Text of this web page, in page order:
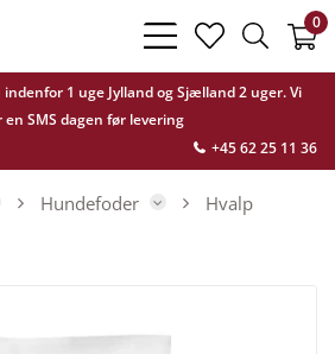
indenfor 1 uge Jylland og Sjælland 2 uger. Vi
en SMS dagen før levering
+45 62 25 11 36
bars
light
heart
light
search
light
0
Hundefoder Hvalp